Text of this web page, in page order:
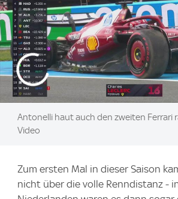
Antonelli haut auch den zweiten Ferrari
Video
Zum ersten Mal in dieser Saison
nicht über die volle Renndistanz -